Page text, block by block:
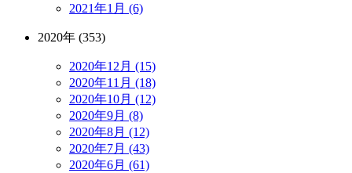
2021年1月 (6)
2020年 (353)
2020年12月 (15)
2020年11月 (18)
2020年10月 (12)
2020年9月 (8)
2020年8月 (12)
2020年7月 (43)
2020年6月 (61)